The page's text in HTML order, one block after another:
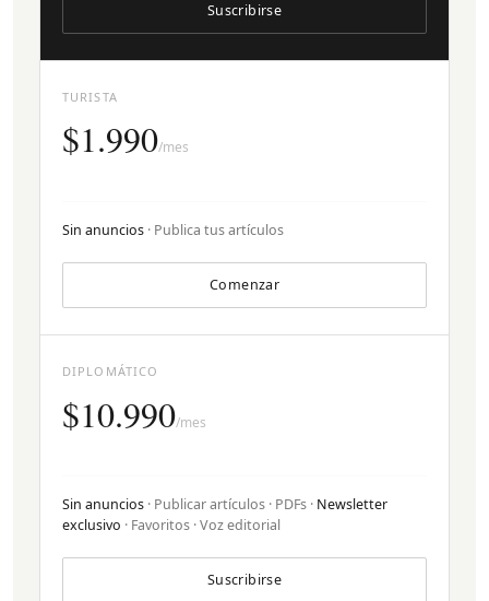
TURISTA
$1.990/mes
Sin anuncios · Publica tus artículos
Comenzar
Suscribirse
DIPLOMÁTICO
$10.990/mes
Sin anuncios · Publicar artículos · PDFs · Newsletter
exclusivo · Favoritos · Voz editorial
Suscribirse